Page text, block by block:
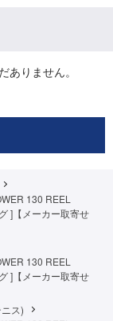
ありません。
130 REEL
]【メーカー取寄せ
130 REEL
]【メーカー取寄せ
ス)